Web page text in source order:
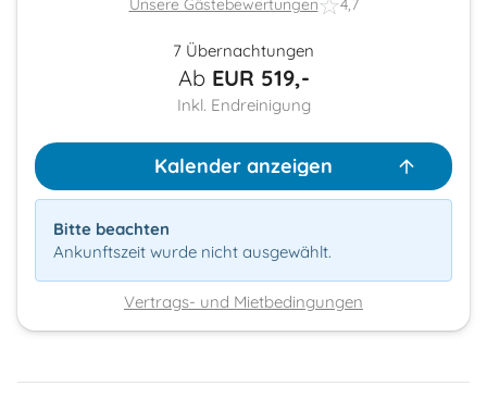
Unsere Gästebewertungen 4,7
7 Übernachtungen
Ab EUR 519,-
Inkl. Endreinigung
Kalender anzeigen
Bitte beachten
Ankunftszeit wurde nicht ausgewählt.
Vertrags- und Mietbedingungen